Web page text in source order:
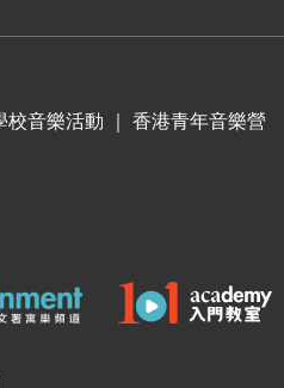
校音樂活動 ｜香港青年音樂營